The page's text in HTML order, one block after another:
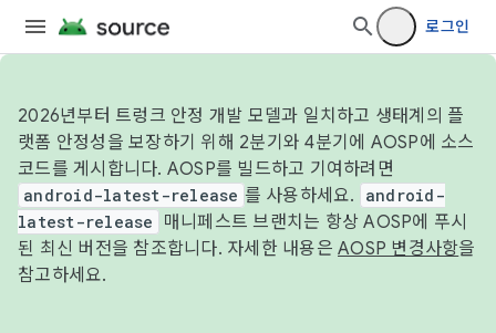
로그인
2026년부터 트렁크 안정 개발 모델과 일치하고 생태계의 플
랫폼 안정성을 보장하기 위해 2분기와 4분기에 AOSP에 소스
코드를 게시합니다. AOSP를 빌드하고 기여하려면
android-latest-release 를 사용하세요.
android-
latest-release
매니페스트 브랜치는 항상 AOSP에 푸시
된 최신 버전을 참조합니다. 자세한 내용은 AOSP 변경사항을
참고하세요.